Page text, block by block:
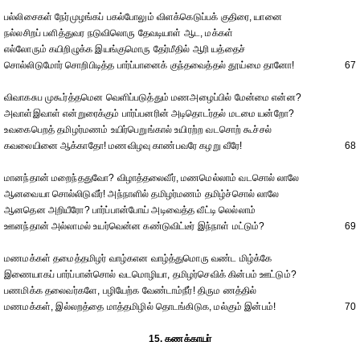
பல்லிசைகள் நேர்முழங்கப் பகல்போலும் விளக்கெடுப்பக் குதிரை, யானை
நல்லசிறப் பளித்துவர நடுவிலொரு தேவடியாள் ஆட, மக்கள்
எல்லோரும் கயிறிழுக்க இயங்குமொரு தேர்மீதில் ஆரி யத்தைச்
சொல்லிடுமோர் சொறிபிடித்த பார்ப்பானைக் குந்தவைத்தல் தூய்மை தானோ!
67
விவாகசுப முகூர்த்தமென வெளிப்படுத்தும் மணஅழைப்பில் மேன்மை என்ன?
அவாள்இவாள் என்றுரைக்கும் பார்ப்பனரின் அடிதொடர்தல் மடமை யன்றோ?
உவகைபெறத் தமிழர்மணம் உயிர்பெறுங்கால் உயிரற்ற வடசொற் கூச்சல்
கவலையினை ஆக்காதோ! மணவிழவு காண்பவரே கழறு வீரே!
68
மானந்தான் மறைந்ததுவோ? விழாத்தலைவீர், மணமெல்லாம் வடசொல் லாலே
ஆனவையா சொல்லிடுவீர்! அந்நாளில் தமிழர்மணம் தமிழ்ச்சொல் லாலே
ஆனதென அறியீரோ? பார்ப்பான்போய் அடிவைத்த வீட்டி லெல்லாம்
ஊனந்தான் அல்லாமல் உயர்வென்ன கண்டுவிட்டீர் இந்நாள் மட்டும்?
69
மணமக்கள் தமைத்தமிழர் வாழ்கஎன வாழ்த்துமொரு வண்ட மிழ்க்கே
இணையாகப் பார்ப்பான்சொல் வடமொழியா, தமிழர்செவிக் கின்பம் ஊட்டும்?
பணமிக்க தலைவர்களே, பழியேற்க வேண்டாம்நீர்! திரும ணத்தில்
மணமக்கள், இல்லறத்தை மாத்தமிழில் தொடங்கிடுக, மல்கும் இன்பம்!
70
15. கணக்காயர்